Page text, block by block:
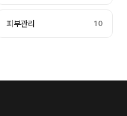
피부관리 10